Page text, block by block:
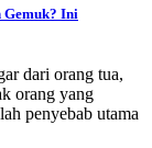
Gemuk? Ini
dari orang tua,
orang yang
penyebab utama